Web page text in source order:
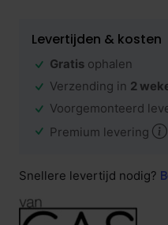
Levertijden & kosten
Gratis ophalen
Verzending in 2
Voorgemonteerd
Premium levering
Snellere levertijd nodig?